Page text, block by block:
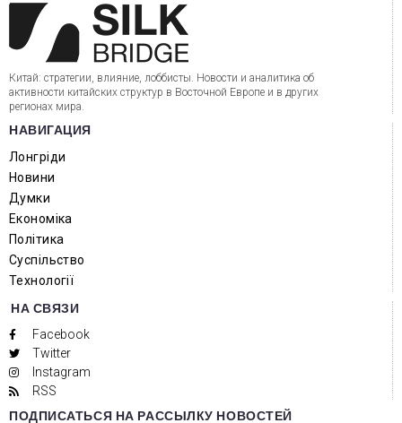
Китай: стратегии, влияние, лоббисты. Новости и аналитика об
активности китайских структур в Восточной Европе и в других
регионах мира.
НАВИГАЦИЯ
Лонгріди
Новини
Думки
Економіка
Політика
Суспільство
Технології
НА СВЯЗИ
Facebook
Twitter
Instagram
RSS
ПОДПИСАТЬСЯ НА РАССЫЛКУ НОВОСТЕЙ